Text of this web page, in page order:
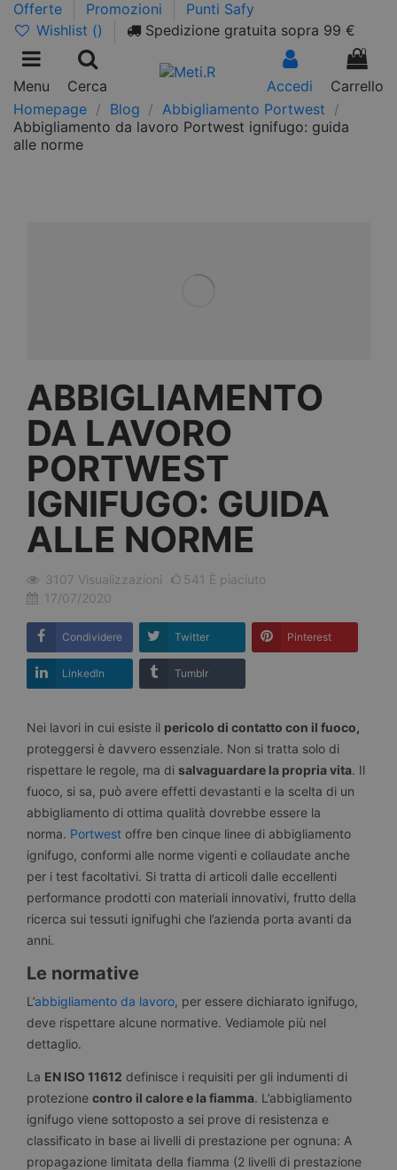
Offerte Promozioni
Punti Safy
Wishlist () Spedizione gratuita sopra 99 €
Menu Cerca Accedi
0
Carrello
Homepage
Blog
Abbigliamento Portwest
Abbigliamento da lavoro Portwest ignifugo: guida
alle norme
ABBIGLIAMENTO
DA LAVORO
PORTWEST
IGNIFUGO: GUIDA
ALLE NORME
3107 Visualizzazioni 541 È piaciuto
17/07/2020
Condividere Twitter Pinterest
LinkedIn Tumblr
Nei lavori in cui esiste il pericolo di contatto con il fuoco,
proteggersi è davvero essenziale. Non si tratta solo di
rispettare le regole, ma di salvaguardare la propria vita. Il
fuoco, si sa, può avere effetti devastanti e la scelta di un
abbigliamento di ottima qualità dovrebbe essere la
norma. Portwest offre ben cinque linee di abbigliamento
ignifugo, conformi alle norme vigenti e collaudate anche
per i test facoltativi. Si tratta di articoli dalle eccellenti
performance prodotti con materiali innovativi, frutto della
ricerca sui tessuti ignifughi che l’azienda porta avanti da
anni.
Le normative
L’abbigliamento da lavoro, per essere dichiarato ignifugo,
deve rispettare alcune normative. Vediamole più nel
dettaglio.
La EN ISO 11612 definisce i requisiti per gli indumenti di
protezione contro il calore e la fiamma. L’abbigliamento
ignifugo viene sottoposto a sei prove di resistenza e
classificato in base ai livelli di prestazione per ognuna: A
propagazione limitata della fiamma (2 livelli di prestazione